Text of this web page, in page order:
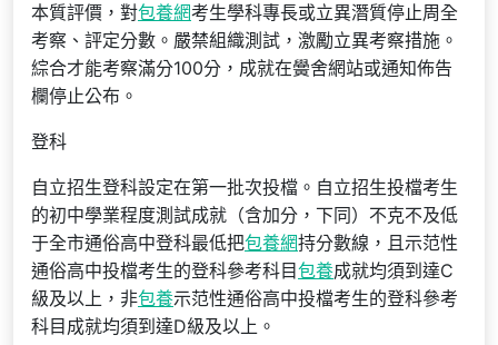
本質評價，對包養網考生學科專長或立異潛質停止周全
考察、評定分數。嚴禁組織測試，激勵立異考察措施。
綜合才能考察滿分100分，成就在黌舍網站或通知佈告
欄停止公布。
登科
自立招生登科設定在第一批次投檔。自立招生投檔考生
的初中學業程度測試成就（含加分，下同）不克不及低
于全市通俗高中登科最低把包養網持分數線，且示范性
通俗高中投檔考生的登科參考科目包養成就均須到達C
級及以上，非包養示范性通俗高中投檔考生的登科參考
科目成就均須到達D級及以上。